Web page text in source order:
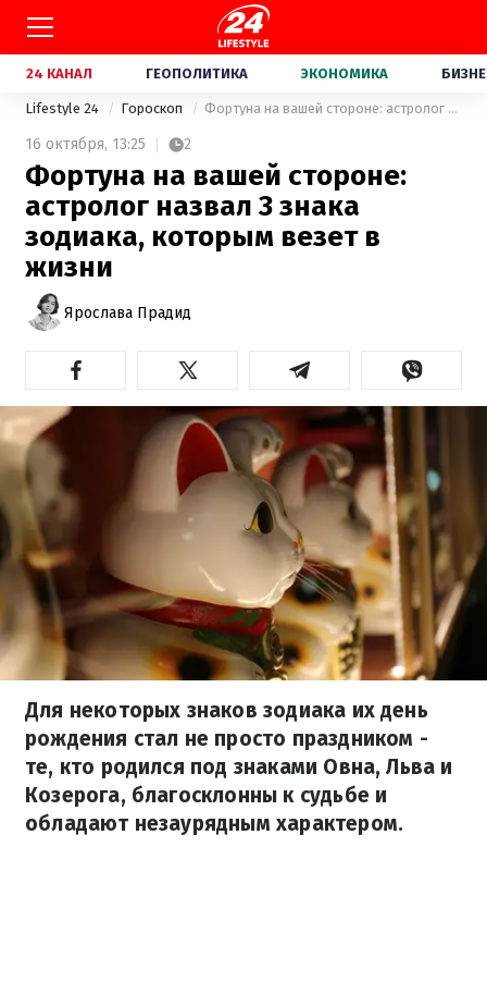
24 КАНАЛ ГЕОПОЛИТИКА ЭКОНОМИКА
Lifestyle 24 Гороскоп Фортуна на вашей стороне: астролог назвал 3 знака зодиака, которым везет в жизни
16 октября, 13:25 2
Фортуна на вашей стороне:
астролог назвал 3 знака
зодиака, которым везет в
жизни
Ярослава Прадид
Для некоторых знаков зодиака их день
рождения стал не просто праздником -
те, кто родился под знаками Овна, Льва и
Козерога, благосклонны к судьбе и
обладают незаурядным характером.